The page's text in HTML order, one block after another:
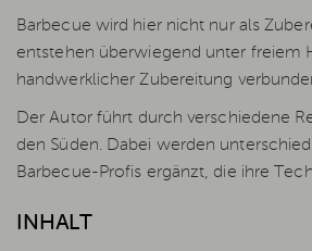
Barbecue wird hier nicht nur als
entstehen überwiegend unter freiem
handwerklicher Zubereitung
Der Autor führt durch verschiedene
den Süden. Dabei werden
Barbecue-Profis ergänzt, die ihre
INHALT